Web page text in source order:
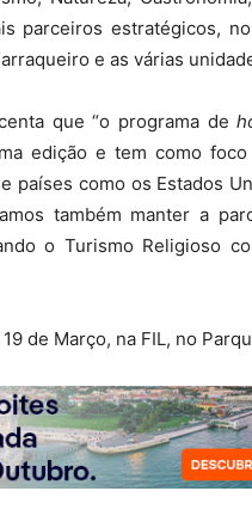
parceiros estratégicos,
e as várias
que “o programa de
edição e tem como
países como os Estados
também manter a
o Turismo Religioso
de Março, na FIL, no